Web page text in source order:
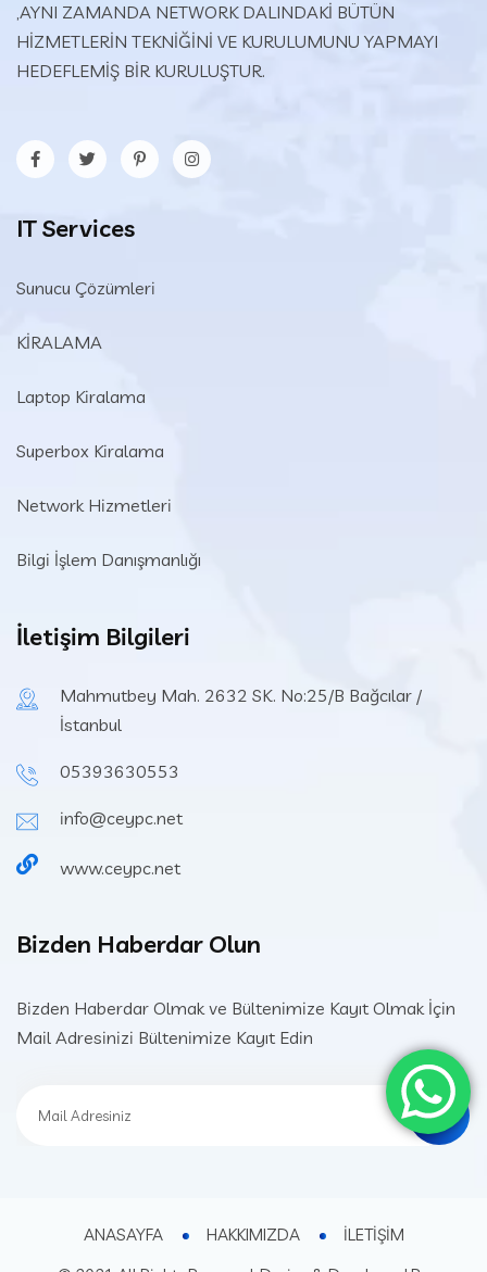
,AYNI ZAMANDA NETWORK DALINDAKİ BÜTÜN
HİZMETLERİN TEKNİĞİNİ VE KURULUMUNU YAPMAYI
HEDEFLEMİŞ BİR KURULUŞTUR.
IT Services
Sunucu Çözümleri
KİRALAMA
Laptop Kiralama
Superbox Kiralama
Network Hizmetleri
Bilgi İşlem Danışmanlığı
İletişim Bilgileri
Mahmutbey Mah. 2632 SK. No:25/B Bağcılar /
İstanbul
05393630553
info@ceypc.net
www.ceypc.net
Bizden Haberdar Olun
Bizden Haberdar Olmak ve Bültenimize Kayıt Olmak İçin
Mail Adresinizi Bültenimize Kayıt Edin
ANASAYFA HAKKIMIZDA İLETİŞİM